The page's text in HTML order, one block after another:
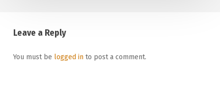
Leave a Reply
You must be logged into post a comment.